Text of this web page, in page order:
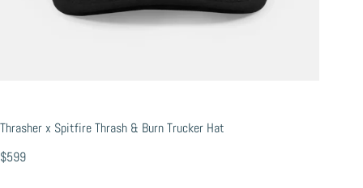
Thrasher x Spitfire Thrash & Burn Trucker Hat
$599